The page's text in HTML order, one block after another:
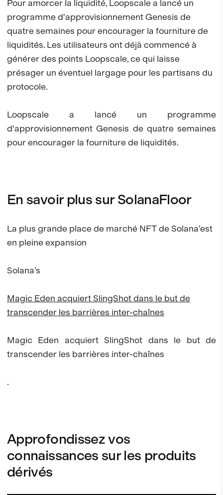
Pour amorcer la liquidité, Loopscale a lancé un
programme d'approvisionnement Genesis de
quatre semaines pour encourager la fourniture de
liquidités. Les utilisateurs ont déjà commencé à
générer des points Loopscale, ce qui laisse
présager un éventuel largage pour les partisans du
protocole.
Loopscale a lancé un programme
d'approvisionnement Genesis de quatre semaines
pour encourager la fourniture de liquidités.
En savoir plus sur SolanaFloor
La plus grande place de marché NFT de Solana’est
en pleine expansion
Solana’s
Magic Eden acquiert SlingShot dans le but de
transcender les barrières inter-chaînes
Magic Eden acquiert SlingShot dans le but de
transcender les barrières inter-chaînes
.
Approfondissez vos
connaissances sur les produits
dérivés